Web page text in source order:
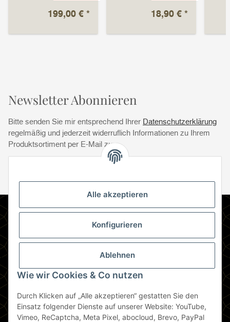
Alle akzeptieren
Konfigurieren
Ablehnen
Wie wir Cookies & Co nutzen
Durch Klicken auf „Alle akzeptieren“ gestatten Sie den
Einsatz folgender Dienste auf unserer Website: YouTube,
Vimeo, ReCaptcha, Meta Pixel, abocloud, Brevo, PayPal
199,00 € * 18,90 € *
Newsletter Abonnieren
Bitte senden Sie mir entsprechend Ihrer Datenschutzerklärung
regelmäßig und jederzeit widerruflich Informationen zu Ihrem
Produktsortiment per E-Mail zu.
Newsletter Abonnieren
Gesetzliche Informationen
Zahlungsmethoden
Berlin